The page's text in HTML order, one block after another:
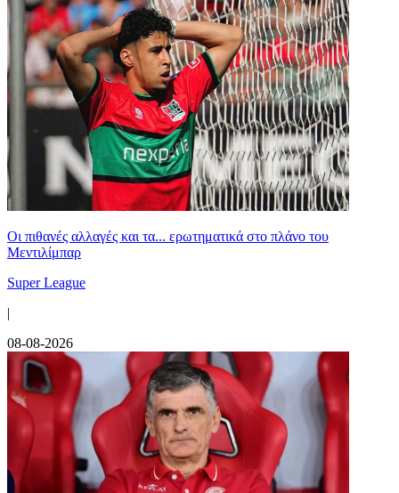
Οι πιθανές αλλαγές και τα... ερωτηματικά στο πλάνο του
Μεντιλίμπαρ
Super League
|
08-08-2026